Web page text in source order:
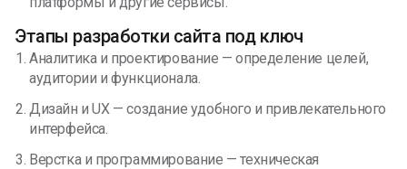
Этапы разработки сайта под ключ
Аналитика и проектирование — определение целей,
аудитории и функционала.
Дизайн и UX — создание удобного и привлекательного
интерфейса.
Верстка и программирование — техническая